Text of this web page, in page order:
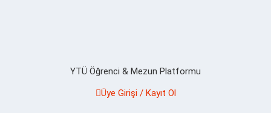
YTÜ Öğrenci & Mezun Platformu
Üye Girişi / Kayıt Ol